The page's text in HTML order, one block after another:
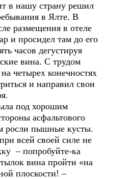
в нашу страну решил
в Ялте. В
размещения в отеле
и просидел там до его
часов дегустируя
вина. С трудом
четырех конечностях
и направил свои
под хорошим
асфальтового
росли пышные кусты.
всей своей силе не
– попробуйте-ка
вина пройти «на
плоскости! –